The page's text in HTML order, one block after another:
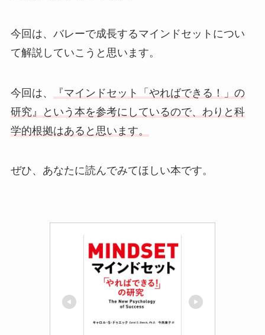
今回は、バレーで成長するマインドセットについ
て解説していこうと思います。
今回は、
『マインドセット「やればできる！」の
研究』という本を参考にしているので、わりと科
学的根拠はあると思います。
ぜひ、あなたに読んでみてほしい本です。